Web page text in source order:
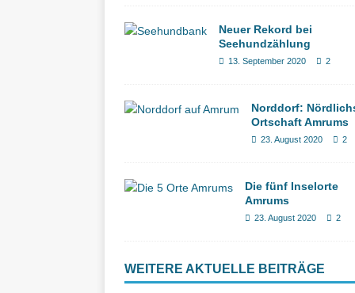
Neuer Rekord bei
Seehundzählung
13. September 2020 2
Norddorf:
Ortschaft Amrums
23. August 2020 2
Die fünf Inselorte
Amrums
23. August 2020 2
WEITERE AKTUELLE BEITRÄGE